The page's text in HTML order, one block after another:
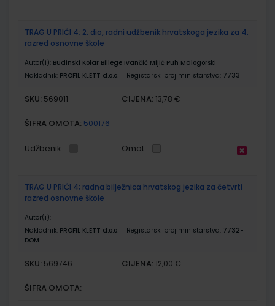
TRAG U PRIČI 4; 2. dio, radni udžbenik hrvatskoga jezika za 4.
razred osnovne škole
Autor(i): Budinski Kolar Billege Ivančić Mijić Puh Malogorski
Nakladnik: PROFIL KLETT d.o.o. Registarski broj ministarstva: 7733
SKU: 569011 CIJENA: 13,78 €
ŠIFRA OMOTA: 500176
Udžbenik Omot
TRAG U PRIČI 4; radna bilježnica hrvatskog jezika za četvrti
razred osnovne škole
Autor(i):
Nakladnik: PROFIL KLETT d.o.o. Registarski broj ministarstva: 7732-
DOM
SKU: 569746 CIJENA: 12,00 €
ŠIFRA OMOTA: